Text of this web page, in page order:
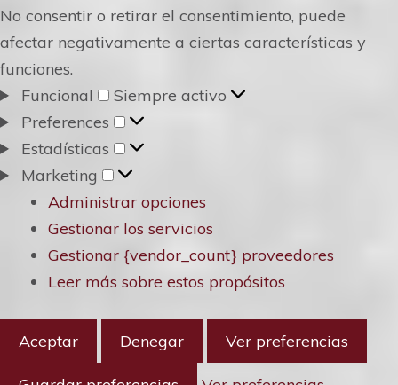
No consentir o retirar el consentimiento, puede
afectar negativamente a ciertas características y
funciones.
Funcional
Funcional
Siempre activo
Preferences
Preferences
Estadísticas
Estadísticas
Marketing
Marketing
Administrar opciones
Gestionar los servicios
Gestionar {vendor_count} proveedores
Leer más sobre estos propósitos
Aceptar Denegar Ver preferencias